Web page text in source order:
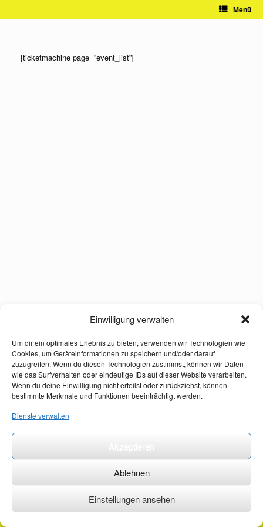
Einwilligung verwalten
Um dir ein optimales Erlebnis zu bieten, verwenden wir Technologien wie
Cookies, um Geräteinformationen zu speichern und/oder darauf
zuzugreifen. Wenn du diesen Technologien zustimmst, können wir Daten
wie das Surfverhalten oder eindeutige IDs auf dieser Website verarbeiten.
Wenn du deine Einwilligung nicht erteilst oder zurückziehst, können
bestimmte Merkmale und Funktionen beeinträchtigt werden.
Dienste verwalten
Ablehnen
Einstellungen ansehen
Menü
[ticketmachine page=”event_list”]
©2026 ·erstehilfekurs-mauch.de ·AGB ·Datenschutzerklärung ·Impressum ·